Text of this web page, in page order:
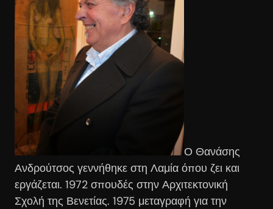
Ο Θανάσης
Ανδρούτσος γεννήθηκε στη Λαμία όπου ζει και
εργάζεται. 1972 σπουδές στην Αρχιτεκτονική
Σχολή της Βενετίας. 1975 μεταγραφή για την